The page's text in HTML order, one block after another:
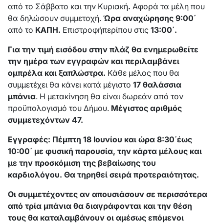
από το Σάββατο και την Κυριακή. Αφορά τα μέλη που
θα δηλώσουν συμμετοχή. Ώρα αναχώρησης 9:00΄
από το ΚΑΠΗ. Επιστροφήπερίπου στις 13:00΄.
Για την τιμή εισόδου στην πλάζ θα ενημερωθείτε
την ημέρα των εγγραφών και περιλαμβάνει
ομπρέλα και ξαπλώστρα. Κάθε μέλος που θα
συμμετέχει θα κάνει κατά μέγιστο 17 θαλάσσια
μπάνια. Η μετακίνηση θα είναι δωρεάν από τον
προϋπολογισμό του Δήμου. Μέγιστος αριθμός
συμμετεχόντων 47.
Εγγραφές: Πέμπτη 18 Ιουνίου και ώρα 8:30΄έως
10:00΄ με φυσική παρουσία, την κάρτα μέλους και
με την προσκόμιση της βεβαίωσης του
καρδιολόγου. Θα τηρηθεί σειρά προτεραιότητας.
Οι συμμετέχοντες αν απουσιάσουν σε περισσότερα
από τρία μπάνια θα διαγράφονται και την θέση
τους θα καταλαμβάνουν οι αμέσως επόμενοι